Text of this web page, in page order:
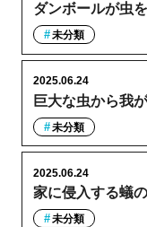
ダンボールが虫
未分類
巨大な虫から我
2025.06.24
未分類
家に侵入する蟻
2025.06.24
未分類